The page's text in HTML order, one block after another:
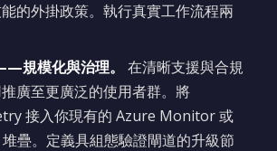
的外掛政策。執行真實工作流程兩
規模化與治理。
在清晰支援與合規
廣至更廣泛的使用者群。將
接入你現有的 Azure Monitor 或
疊。定義具組態驗證閘道的升級節